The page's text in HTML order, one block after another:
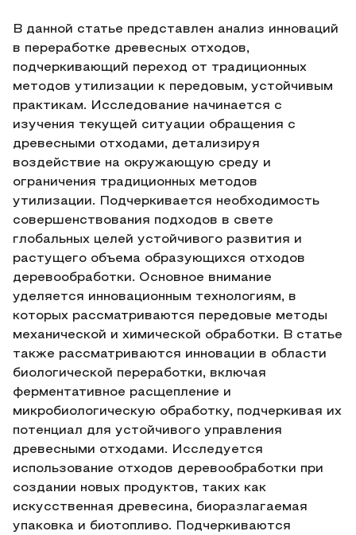
В данной статье представлен анализ инноваций
в переработке древесных отходов,
подчеркивающий переход от традиционных
методов утилизации к передовым, устойчивым
практикам. Исследование начинается с
изучения текущей ситуации обращения с
древесными отходами, детализируя
воздействие на окружающую среду и
ограничения традиционных методов
утилизации. Подчеркивается необходимость
совершенствования подходов в свете
глобальных целей устойчивого развития и
растущего объема образующихся отходов
деревообработки. Основное внимание
уделяется инновационным технологиям, в
которых рассматриваются передовые методы
механической и химической обработки. В статье
также рассматриваются инновации в области
биологической переработки, включая
ферментативное расщепление и
микробиологическую обработку, подчеркивая их
потенциал для устойчивого управления
древесными отходами. Исследуется
использование отходов деревообработки при
создании новых продуктов, таких как
искусственная древесина, биоразлагаемая
упаковка и биотопливо. Подчеркиваются